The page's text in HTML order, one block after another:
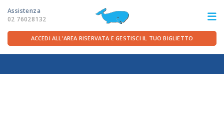
Assistenza
02 76028132
ITA FRA DEU ENG
ACCEDI ALL'AREA RISERVATA E GESTISCI IL TUO BIGLIETTO